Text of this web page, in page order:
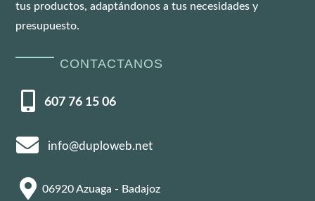
tus productos, adaptándonos a tus necesidades y
presupuesto.
CONTACTANOS
 607 76 15 06
 info@duploweb.net
 06920 Azuaga - Badajoz